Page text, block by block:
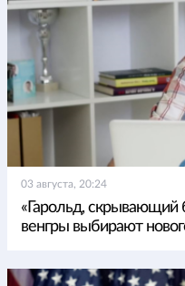
03 августа, 20:24
«Гарольд, скрывающий
венгры выбирают